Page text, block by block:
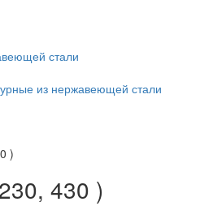
стали
из нержавеющей стали
)
430 )